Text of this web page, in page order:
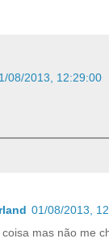
08/2013, 12:29:00
01/08/2013,
mas não me